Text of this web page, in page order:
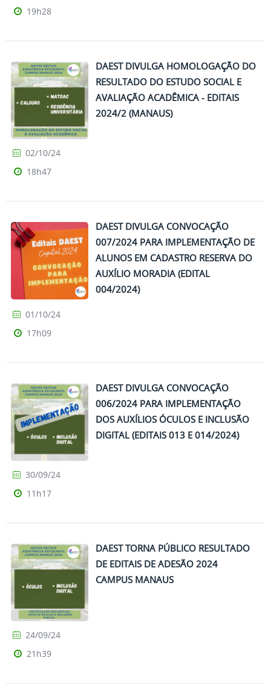
19h28
DAEST DIVULGA HOMOLOGAÇÃO DO
RESULTADO DO ESTUDO SOCIAL E
AVALIAÇÃO ACADÊMICA - EDITAIS
2024/2 (MANAUS)
02/10/24
18h47
DAEST DIVULGA CONVOCAÇÃO
007/2024 PARA IMPLEMENTAÇÃO DE
ALUNOS EM CADASTRO RESERVA DO
AUXÍLIO MORADIA (EDITAL
004/2024)
01/10/24
17h09
DAEST DIVULGA CONVOCAÇÃO
006/2024 PARA IMPLEMENTAÇÃO
DOS AUXÍLIOS ÓCULOS E INCLUSÃO
DIGITAL (EDITAIS 013 E 014/2024)
30/09/24
11h17
DAEST TORNA PÚBLICO RESULTADO
DE EDITAIS DE ADESÃO 2024
CAMPUS MANAUS
24/09/24
21h39